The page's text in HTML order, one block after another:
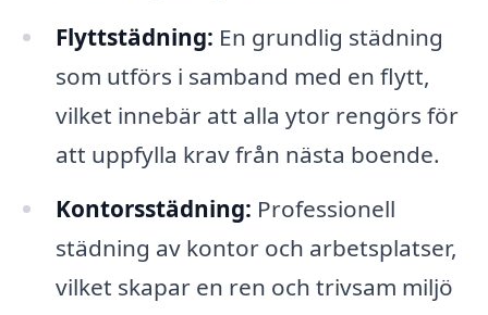
Flyttstädning: En grundlig städning
som utförs i samband med en flytt,
vilket innebär att alla ytor rengörs för
att uppfylla krav från nästa boende.
Kontorsstädning: Professionell
städning av kontor och arbetsplatser,
vilket skapar en ren och trivsam miljö